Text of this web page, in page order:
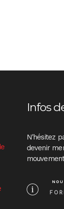
Infos
N'hésitez
devenir